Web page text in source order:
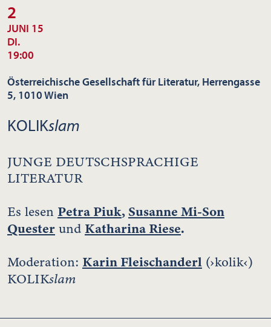
2
JUNI 15
DI.
19:00
Österreichische Gesellschaft für Literatur, Herrengasse
5, 1010 Wien
KOLIKslam
JUNGE DEUTSCHSPRACHIGE
LITERATUR
Es lesen Petra Piuk,Susanne Mi-Son
Quester und Katharina Riese.
Moderation: Karin Fleischanderl (›kolik‹)
KOLIKslam